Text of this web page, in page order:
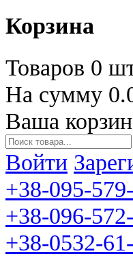
Корзина
Товаров 0
На сумму
Ваша
Войти
+38-095-
+38-096-
+38-0532-